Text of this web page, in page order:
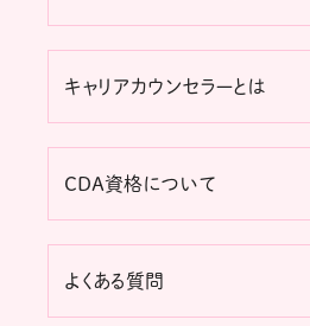
キャリアカウンセラーとは
CDA資格について
よくある質問